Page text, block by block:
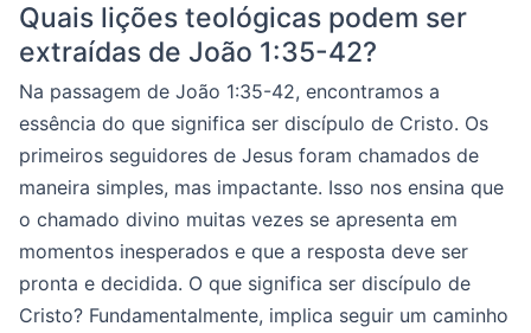
Quais lições teológicas podem ser
extraídas de João 1:35-42?
Na passagem de João 1:35-42, encontramos a
essência do que significa ser discípulo de Cristo. Os
primeiros seguidores de Jesus foram chamados de
maneira simples, mas impactante. Isso nos ensina que
o chamado divino muitas vezes se apresenta em
momentos inesperados e que a resposta deve ser
pronta e decidida. O que significa ser discípulo de
Cristo? Fundamentalmente, implica seguir um caminho